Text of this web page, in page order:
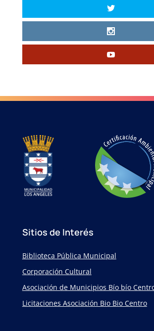
Sitios de Interés
Biblioteca Pública Municipal
Corporación Cultural
Asociación de Municipios Bío bío
Licitaciones Asociación Bio Bio Centro